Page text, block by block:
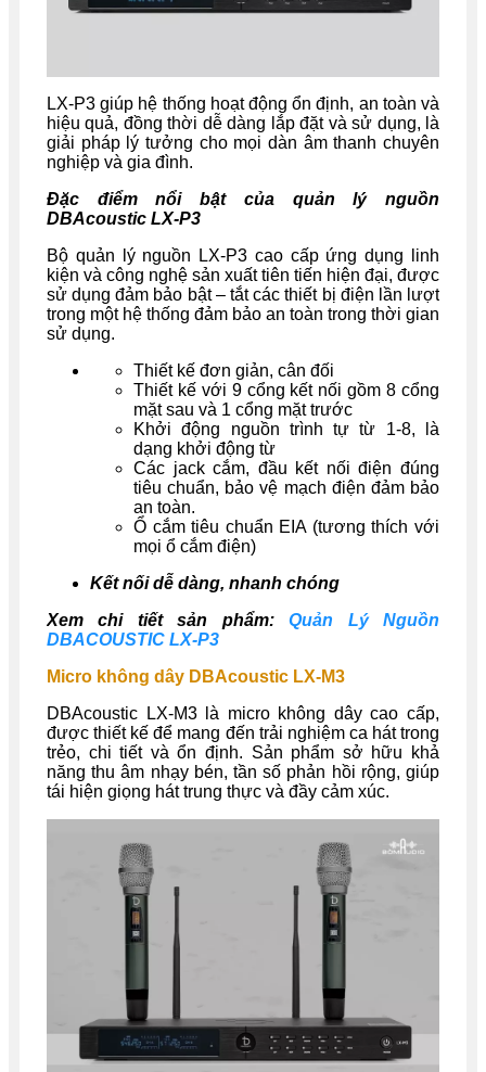
LX-P3 giúp hệ thống hoạt động ổn định, an toàn và
hiệu quả, đồng thời dễ dàng lắp đặt và sử dụng, là
giải pháp lý tưởng cho mọi dàn âm thanh chuyên
nghiệp và gia đình.
Đặc điểm nổi bật của quản lý nguồn
DBAcoustic LX-P3
Bộ quản lý nguồn LX-P3 cao cấp ứng dụng linh
kiện và công nghệ sản xuất tiên tiến hiện đại, được
sử dụng đảm bảo bật – tắt các thiết bị điện lần lượt
trong một hệ thống đảm bảo an toàn trong thời gian
sử dụng.
Thiết kế đơn giản, cân đối
Thiết kế với 9 cổng kết nối gồm 8 cổng
mặt sau và 1 cổng mặt trước
Khởi động nguồn trình tự từ 1-8, là
dạng khởi động từ
Các jack cắm, đầu kết nối điện đúng
tiêu chuẩn, bảo vệ mạch điện đảm bảo
an toàn.
Ổ cắm tiêu chuẩn EIA (tương thích với
mọi ổ cắm điện)
Kết nối dễ dàng, nhanh chóng
Xem chi tiết sản phẩm:Quản Lý Nguồn
DBACOUSTIC LX-P3
Micro không dây DBAcoustic LX-M3
DBAcoustic LX-M3 là micro không dây cao cấp,
được thiết kế để mang đến trải nghiệm ca hát trong
trẻo, chi tiết và ổn định. Sản phẩm sở hữu khả
năng thu âm nhạy bén, tần số phản hồi rộng, giúp
tái hiện giọng hát trung thực và đầy cảm xúc.